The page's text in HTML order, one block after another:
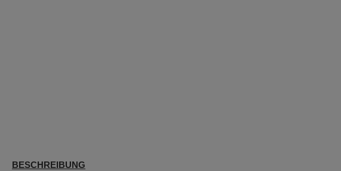
BESCHREIBUNG